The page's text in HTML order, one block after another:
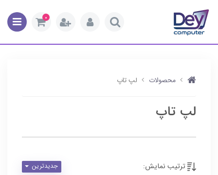
0
محصولات لپ تاپ
لپ تاپ
ترتیب نمایش: جدیدترین